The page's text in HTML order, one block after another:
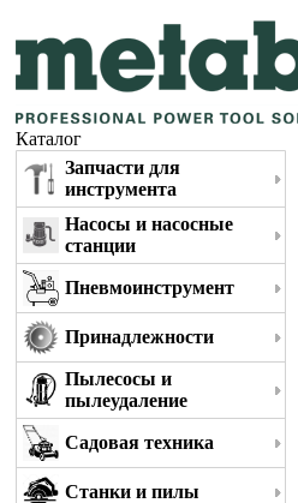
Каталог
Запчасти для
инструмента
Насосы и насосные
станции
Пневмоинструмент
Принадлежности
Пылесосы и
пылеудаление
Садовая техника
Станки и пилы